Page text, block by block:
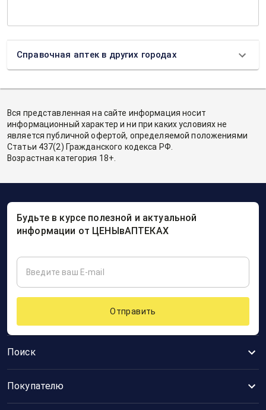
Справочная аптек в других городах
Вся представленная на сайте информация носит
информационный характер и ни при каких условиях не
является публичной офертой, определяемой положениями
Статьи 437(2) Гражданского кодекса РФ.
Возрастная категория 18+.
Поиск
Покупателю
Будьте в курсе полезной и актуальной
информации от ЦЕНЫвАПТЕКАХ
Отправить